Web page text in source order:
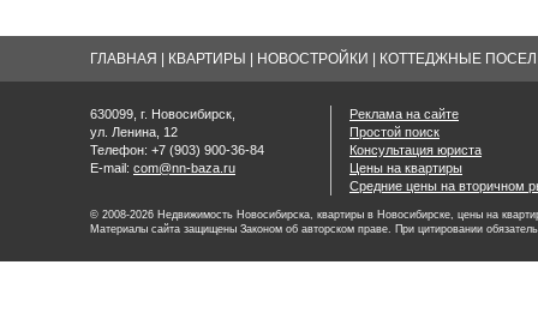
ГЛАВНАЯ КВАРТИРЫ НОВОСТРОЙКИ КОТТЕДЖНЫЕ
630099, г. Новосибирск,
ул. Ленина, 12
Телефон: +7 (903) 900-36-84
E-mail: com@nn-baza.ru
Реклама на сайте
Простой поиск
Консультация юриста
Цены на квартиры
Средние цены на вторичном
© 2008-2026 Недвижимость Новосибирска, квартиры в Новосибирске, цены на
Материалы сайта защищены Законом об авторском праве. При цитировании